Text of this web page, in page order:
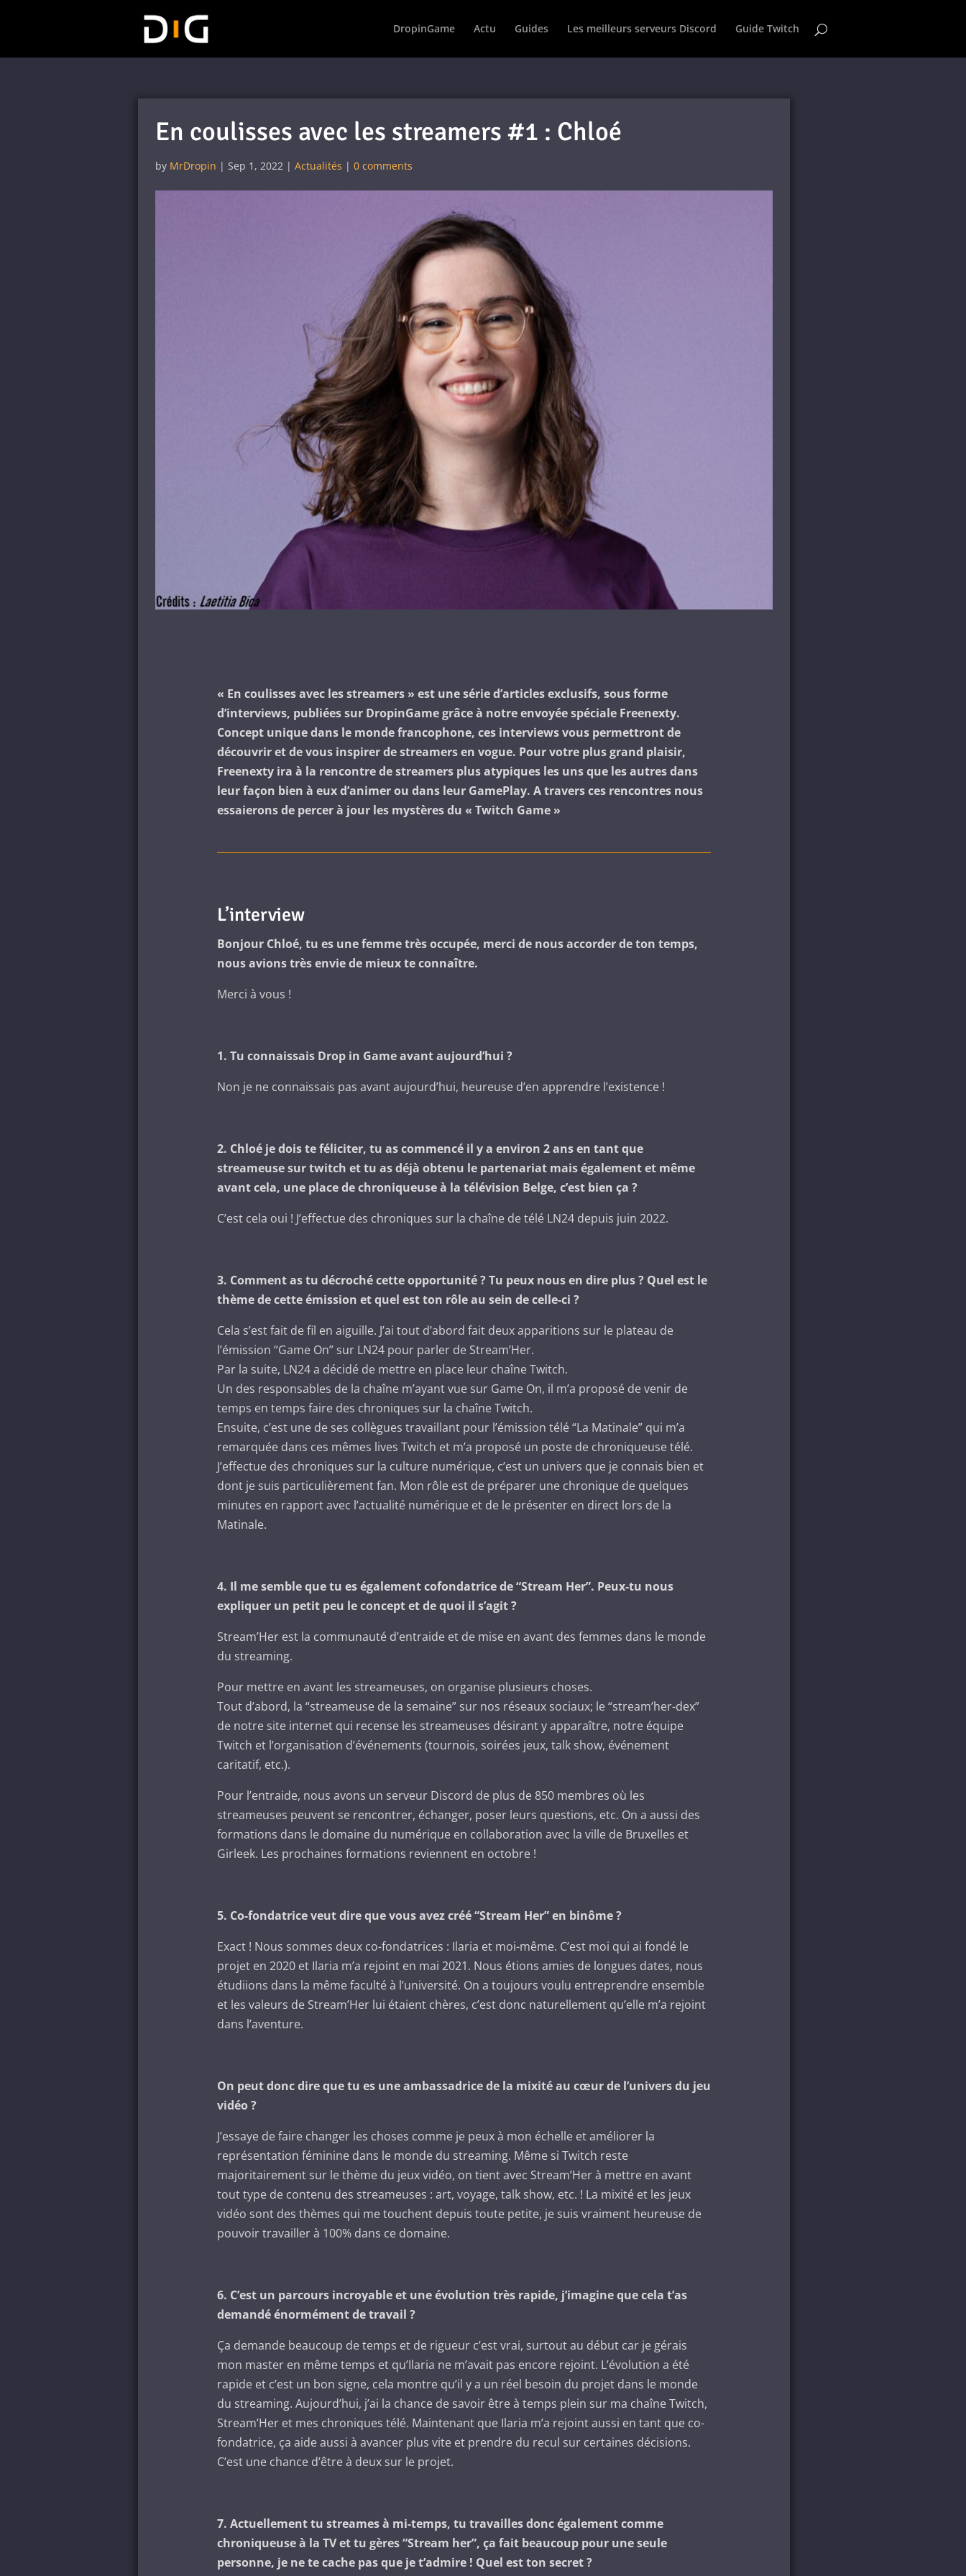
DropinGame Actu Guides Les meilleurs serveurs Discord Guide Twitch
En coulisses avec les streamers #1 : Chloé
by MrDropin | Sep 1, 2022 | Actualités | 0 comments
« En coulisses avec les streamers » est une série d’articles exclusifs, sous forme
d’interviews, publiées sur DropinGame grâce à notre envoyée spéciale Freenexty.
Concept unique dans le monde francophone, ces interviews vous permettront de
découvrir et de vous inspirer de streamers en vogue. Pour votre plus grand plaisir,
Freenexty ira à la rencontre de streamers plus atypiques les uns que les autres dans
leur façon bien à eux d’animer ou dans leur GamePlay. A travers ces rencontres nous
essaierons de percer à jour les mystères du « Twitch Game »
L’interview
Bonjour Chloé, tu es une femme très occupée, merci de nous accorder de ton temps,
nous avions très envie de mieux te connaître.
Merci à vous !
1. Tu connaissais Drop in Game avant aujourd’hui ?
Non je ne connaissais pas avant aujourd’hui, heureuse d’en apprendre l’existence !
2. Chloé je dois te féliciter, tu as commencé il y a environ 2 ans en tant que
streameuse sur twitch et tu as déjà obtenu le partenariat mais également et même
avant cela, une place de chroniqueuse à la télévision Belge, c’est bien ça ?
C’est cela oui ! J’effectue des chroniques sur la chaîne de télé LN24 depuis juin 2022.
3. Comment as tu décroché cette opportunité ? Tu peux nous en dire plus ? Quel est le
thème de cette émission et quel est ton rôle au sein de celle-ci ?
Cela s’est fait de fil en aiguille. J’ai tout d’abord fait deux apparitions sur le plateau de
l’émission “Game On” sur LN24 pour parler de Stream’Her.
Par la suite, LN24 a décidé de mettre en place leur chaîne Twitch.
Un des responsables de la chaîne m’ayant vue sur Game On, il m’a proposé de venir de
temps en temps faire des chroniques sur la chaîne Twitch.
Ensuite, c’est une de ses collègues travaillant pour l’émission télé “La Matinale” qui m’a
remarquée dans ces mêmes lives Twitch et m’a proposé un poste de chroniqueuse télé.
J’effectue des chroniques sur la culture numérique, c’est un univers que je connais bien et
dont je suis particulièrement fan. Mon rôle est de préparer une chronique de quelques
minutes en rapport avec l’actualité numérique et de le présenter en direct lors de la
Matinale.
4. Il me semble que tu es également cofondatrice de “Stream Her”. Peux-tu nous
expliquer un petit peu le concept et de quoi il s’agit ?
Stream’Her est la communauté d’entraide et de mise en avant des femmes dans le monde
du streaming.
Pour mettre en avant les streameuses, on organise plusieurs choses.
Tout d’abord, la “streameuse de la semaine” sur nos réseaux sociaux; le “stream’her-dex”
de notre site internet qui recense les streameuses désirant y apparaître, notre équipe
Twitch et l’organisation d’événements (tournois, soirées jeux, talk show, événement
caritatif, etc.).
Pour l’entraide, nous avons un serveur Discord de plus de 850 membres où les
streameuses peuvent se rencontrer, échanger, poser leurs questions, etc. On a aussi des
formations dans le domaine du numérique en collaboration avec la ville de Bruxelles et
Girleek. Les prochaines formations reviennent en octobre !
5. Co-fondatrice veut dire que vous avez créé “Stream Her” en binôme ?
Exact ! Nous sommes deux co-fondatrices : Ilaria et moi-même. C’est moi qui ai fondé le
projet en 2020 et Ilaria m’a rejoint en mai 2021. Nous étions amies de longues dates, nous
étudiions dans la même faculté à l’université. On a toujours voulu entreprendre ensemble
et les valeurs de Stream’Her lui étaient chères, c’est donc naturellement qu’elle m’a rejoint
dans l’aventure.
On peut donc dire que tu es une ambassadrice de la mixité au cœur de l’univers du jeu
vidéo ?
J’essaye de faire changer les choses comme je peux à mon échelle et améliorer la
représentation féminine dans le monde du streaming. Même si Twitch reste
majoritairement sur le thème du jeux vidéo, on tient avec Stream’Her à mettre en avant
tout type de contenu des streameuses : art, voyage, talk show, etc. ! La mixité et les jeux
vidéo sont des thèmes qui me touchent depuis toute petite, je suis vraiment heureuse de
pouvoir travailler à 100% dans ce domaine.
6. C’est un parcours incroyable et une évolution très rapide, j’imagine que cela t’as
demandé énormément de travail ?
Ça demande beaucoup de temps et de rigueur c’est vrai, surtout au début car je gérais
mon master en même temps et qu’Ilaria ne m’avait pas encore rejoint. L’évolution a été
rapide et c’est un bon signe, cela montre qu’il y a un réel besoin du projet dans le monde
du streaming. Aujourd’hui, j’ai la chance de savoir être à temps plein sur ma chaîne Twitch,
Stream’Her et mes chroniques télé. Maintenant que Ilaria m’a rejoint aussi en tant que co-
fondatrice, ça aide aussi à avancer plus vite et prendre du recul sur certaines décisions.
C’est une chance d’être à deux sur le projet.
7. Actuellement tu streames à mi-temps, tu travailles donc également comme
chroniqueuse à la TV et tu gères “Stream her”, ça fait beaucoup pour une seule
personne, je ne te cache pas que je t’admire ! Quel est ton secret ?